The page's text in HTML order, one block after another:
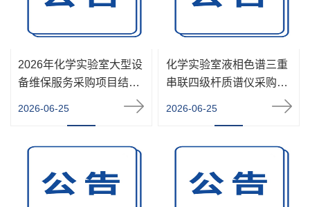
2026年化学实验室大型设
备维保服务采购项目结果
2026-06-25
化学实验室液相色谱三重
串联四级杆质谱仪采购项
2026-06-25